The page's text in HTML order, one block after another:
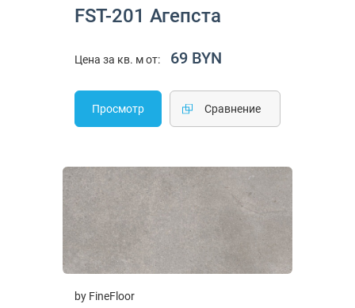
FST-201 Агепста
Цена за кв. м от: 69 BYN
Просмотр Cравнение
by FineFloor